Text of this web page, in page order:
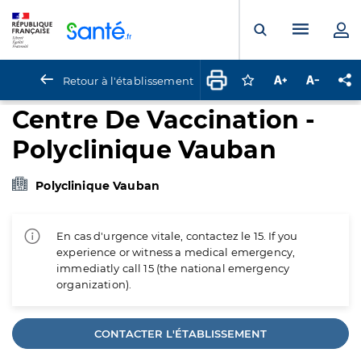
Ouvrir laMenu
Retour à l'établissement Connectez-vous
Augmenter la
Centre De Vaccination -
Polyclinique Vauban
Polyclinique Vauban
En cas d'urgence vitale, contactez le 15. If you
experience or witness a medical emergency,
immediatly call 15 (the national emergency
organization).
CONTACTER L'ÉTABLISSEMENT